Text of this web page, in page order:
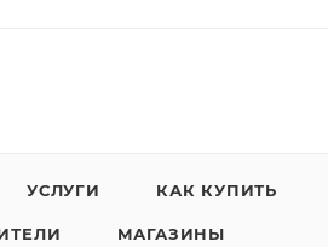
УСЛУГИ КАК КУПИТЬ
МАГАЗИНЫ